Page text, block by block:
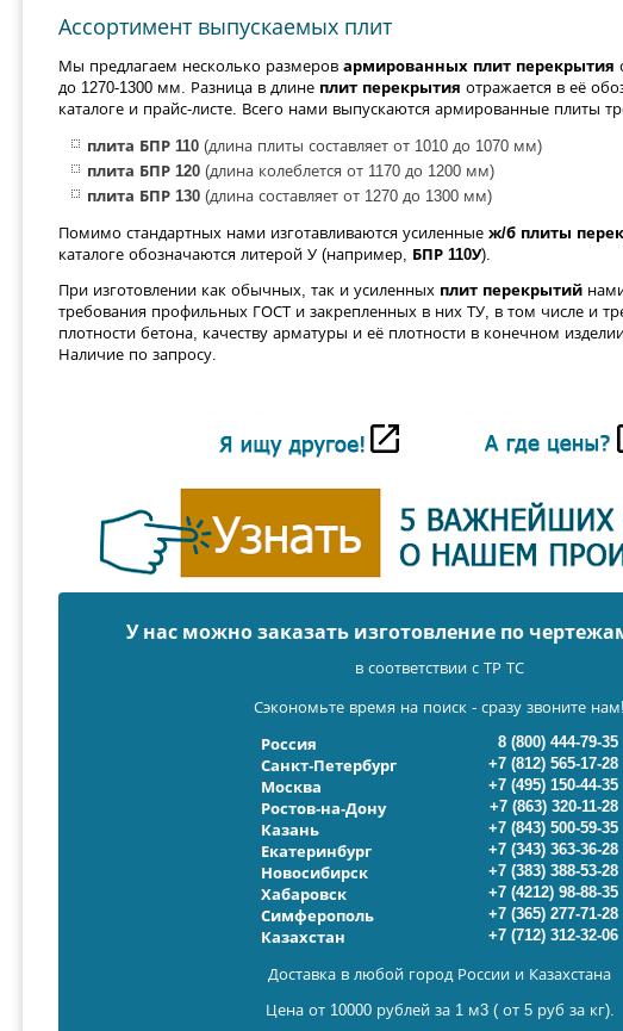
Ассортимент выпускаемых плит
Мы предлагаем несколько размеров армированных плит перекрытия
до 1270-1300 мм. Разница в длине плит перекрытия отражается в её
каталоге и прайс-листе. Всего нами выпускаются армированные плиты
плита БПР 110 (длина плиты составляет от 1010 до 1070 мм)
плита БПР 120 (длина колеблется от 1170 до 1200 мм)
плита БПР 130 (длина составляет от 1270 до 1300 мм)
Помимо стандартных нами изготавливаются усиленные ж/б плиты
каталоге обозначаются литерой У (например, БПР 110У).
При изготовлении как обычных, так и усиленных плит перекрытий
требования профильных ГОСТ и закрепленных в них ТУ, в том числе и
плотности бетона, качеству арматуры и её плотности в конечном
Наличие по запросу.
У нас можно заказать изготовление по
в соответствии с ТР ТС
Сэкономьте время на поиск - сразу звоните нам!
Россия
8 (800) 444-79-35
Санкт-Петербург
+7 (812) 565-17-28
Москва
+7 (495) 150-44-35
Ростов-на-Дону
+7 (863) 320-11-28
Казань
+7 (843) 500-59-35
Екатеринбург
+7 (343) 363-36-28
Новосибирск
+7 (383) 388-53-28
Хабаровск
+7 (4212) 98-88-35
Симферополь
+7 (365) 277-71-28
Казахстан
+7 (712) 312-32-06
Доставка в любой город России и Казахстана
Цена от 10000 рублей за 1 м3 ( от 5 руб за кг).